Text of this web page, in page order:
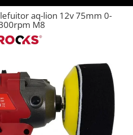
aq-lion 12v 75mm 0-
M8